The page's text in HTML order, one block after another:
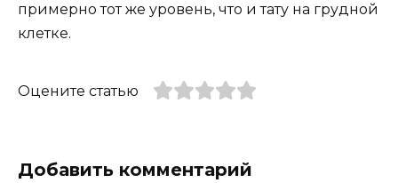
примерно тот же уровень, что и тату на грудной
клетке.
Оцените статью
Добавить комментарий